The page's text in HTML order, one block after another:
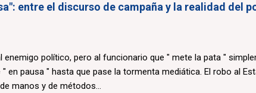
entre el discurso de campaña y la realidad del
enemigo político, pero al funcionario que " mete la pata "
en pausa " hasta que pase la tormenta mediática. El robo al
manos y de métodos...